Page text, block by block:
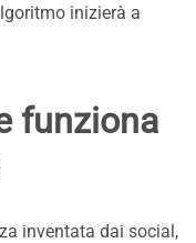
inizierà a
funziona
inventata dai social,